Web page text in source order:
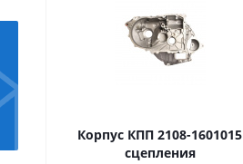
Корпус КПП 2108-1601015
сцепления